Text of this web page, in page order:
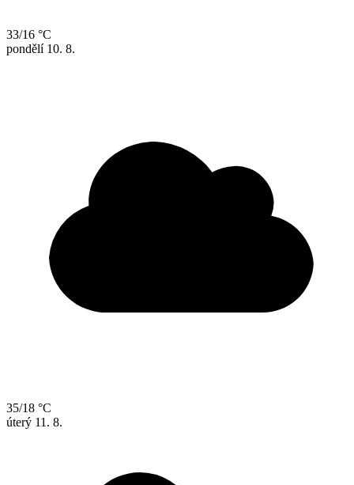
33/16 °C
pondělí 10. 8.
35/18 °C
úterý 11. 8.